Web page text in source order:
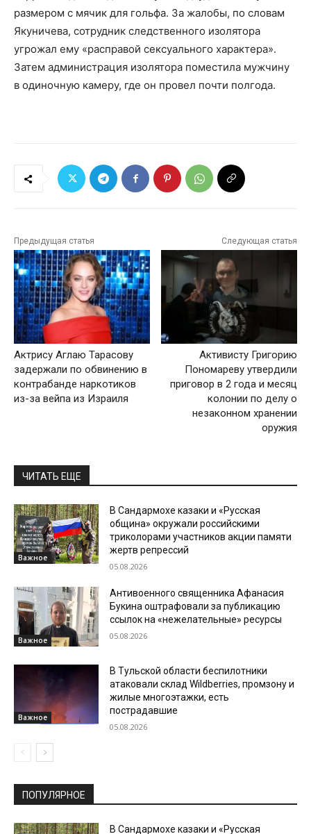
размером с мячик для гольфа. За жалобы, по словам
Якуничева, сотрудник следственного изолятора
угрожал ему «расправой сексуального характера».
Затем администрация изолятора поместила мужчину
в одиночную камеру, где он провел почти полгода.
Предыдущая статья
Актрису Аглаю Тарасову
задержали по обвинению в
контрабанде наркотиков
из-за вейпа из Израиля
Следующая статья
Активисту Григорию
Пономареву утвердили
приговор в 2 года и месяц
колонии по делу о
незаконном хранении
оружия
ЧИТАТЬ ЕЩЕ
Важное
В Сандармохе казаки и «Русская
община» окружали российскими
триколорами участников акции памяти
жертв репрессий
05.08.2026
Важное
Антивоенного священника Афанасия
Букина оштрафовали за публикацию
ссылок на «нежелательные» ресурсы
05.08.2026
Важное
В Тульской области беспилотники
атаковали склад Wildberries, промзону и
жилые многоэтажки, есть
пострадавшие
05.08.2026
ПОПУЛЯРНОЕ
В Сандармохе казаки и «Русская